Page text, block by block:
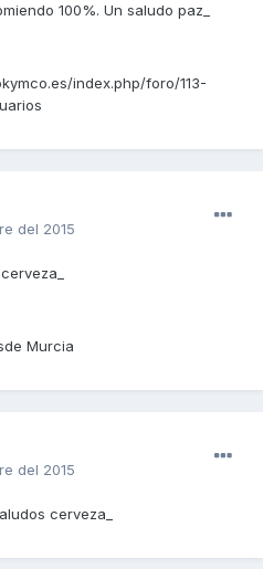
100%. Un saludo paz_
index.php/foro/113-
del 2015
Murcia
del 2015
cerveza_